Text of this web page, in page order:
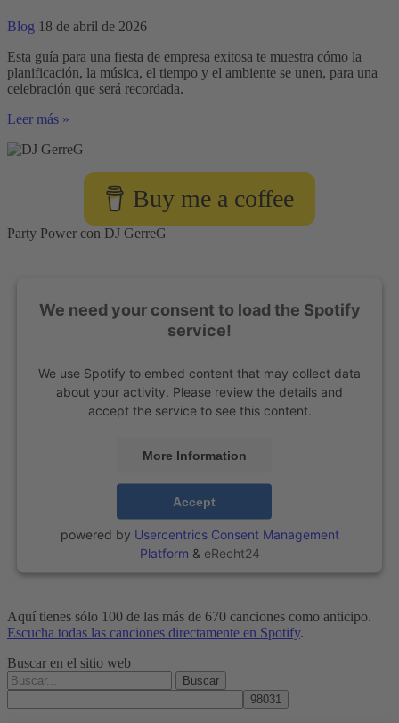
Blog 18 de abril de 2026
Esta guía para una fiesta de empresa exitosa te muestra cómo la
planificación, la música, el tiempo y el ambiente se unen, para una
celebración que será recordada.
Guía
una
Leer más »
Buy me a coffee
Party Power con DJ GerreG
We need your consent to load the Spotify
service!
We use Spotify to embed content that may collect data
about your activity. Please review the details and
accept the service to see this content.
More Information
Accept
powered by Usercentrics Consent Management
Platform & eRecht24
Aquí tienes sólo 100 de las más de 670 canciones como anticipo.
Escucha todas las canciones directamente en Spotify.
Buscar en el sitio web
Buscar
por: